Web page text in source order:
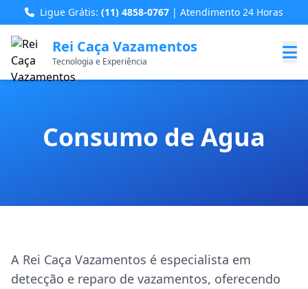
Ligue Grátis: (11) 4858-0767 | Atendimento 24 Horas
Rei Caça Vazamentos
Tecnologia e Experiência
Consumo de Agua
A Rei Caça Vazamentos é especialista em
detecção e reparo de vazamentos, oferecendo